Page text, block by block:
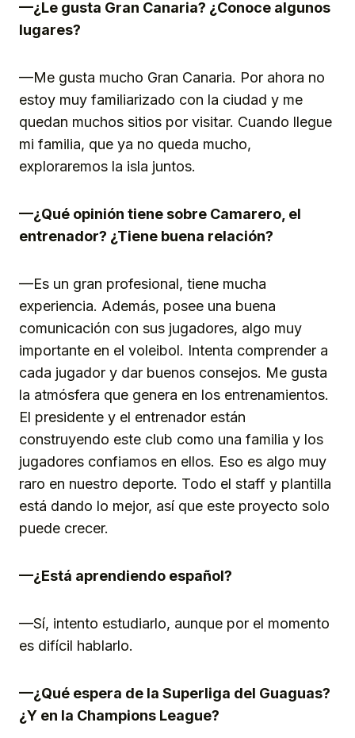
—¿Le gusta Gran Canaria? ¿Conoce algunos
lugares?
—Me gusta mucho Gran Canaria. Por ahora no
estoy muy familiarizado con la ciudad y me
quedan muchos sitios por visitar. Cuando llegue
mi familia, que ya no queda mucho,
exploraremos la isla juntos.
—¿Qué opinión tiene sobre Camarero, el
entrenador? ¿Tiene buena relación?
—Es un gran profesional, tiene mucha
experiencia. Además, posee una buena
comunicación con sus jugadores, algo muy
importante en el voleibol. Intenta comprender a
cada jugador y dar buenos consejos. Me gusta
la atmósfera que genera en los entrenamientos.
El presidente y el entrenador están
construyendo este club como una familia y los
jugadores confiamos en ellos. Eso es algo muy
raro en nuestro deporte. Todo el staff y plantilla
está dando lo mejor, así que este proyecto solo
puede crecer.
—¿Está aprendiendo español?
—Sí, intento estudiarlo, aunque por el momento
es difícil hablarlo.
—¿Qué espera de la Superliga del Guaguas?
¿Y en la Champions League?